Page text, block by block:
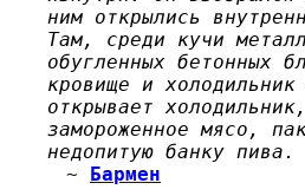
ним открылись
Там, среди кучи
обугленных бетонных
кровище и
открывает
замороженное мясо,
недопитую банку пива.
~ Бармен